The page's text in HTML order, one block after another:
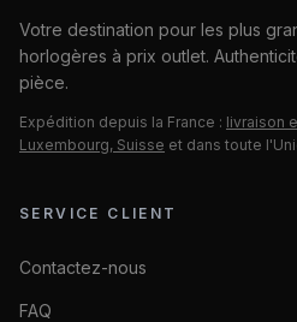
Votre destination pour les plus
horlogères à prix outlet.
pièce.
Expédition depuis la France : livraison
Luxembourg, Suisse et dans toute
SERVICE CLIENT
Contactez-nous
FAQ